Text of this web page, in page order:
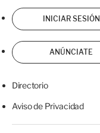
INICIAR SESIÓN
ANÚNCIATE
Directorio
Aviso de Privacidad